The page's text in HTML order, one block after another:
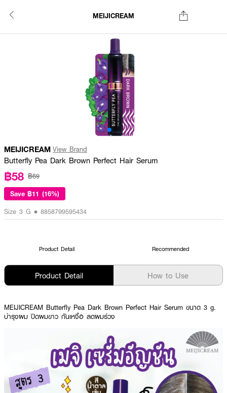
MEIJICREAM
MEIJICREAM View Brand
Butterfly Pea Dark Brown Perfect Hair Serum
฿58 ฿69
Save ฿11 (16%)
Size 3 G • 8858799595434
Product Detail Recommended
Product Detail How to Use
MEIJICREAM Butterfly Pea Dark Brown Perfect Hair Serum ขนาด 3 g.
บำรุงผม ปิดผมขาว กันเหงื่อ ลดผมร่วง